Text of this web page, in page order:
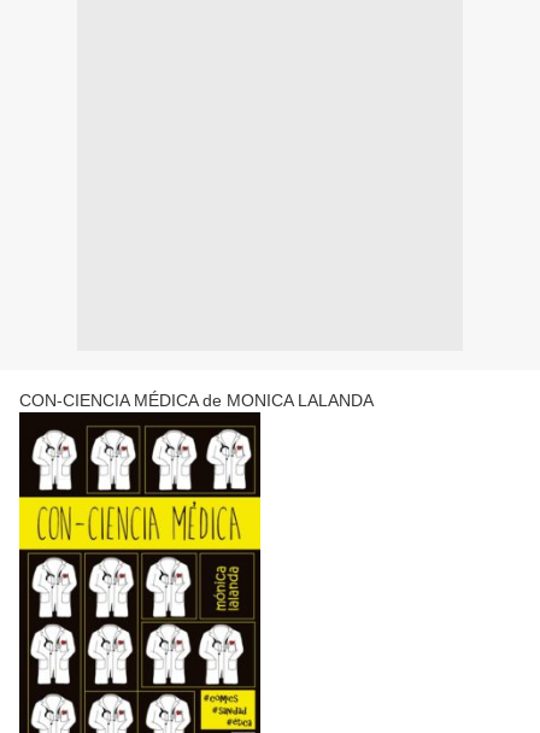
CON-CIENCIA MÉDICA de MONICA LALANDA